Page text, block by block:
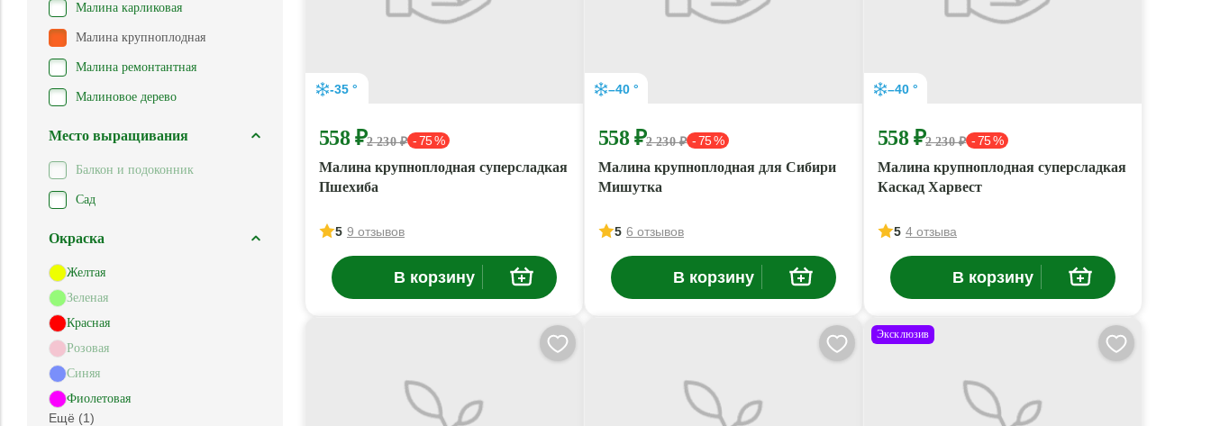
Малина карликовая
Малина крупноплодная
Малина ремонтантная
Малиновое дерево
Место выращивания
Балкон и подоконник
Сад
Окраска
Желтая
Зеленая
Красная
Розовая
Синяя
Фиолетовая
Ещё (1)
-35 °
558 ₽2 230 ₽ - 75 %
Малина крупноплодная суперсладкая
Пшехиба
5 9 отзывов
В корзину
–40 °
558 ₽2 230 ₽ - 75 %
Малина крупноплодная для Сибири
Мишутка
5 6 отзывов
В корзину
–40 °
558 ₽2 230 ₽ - 75 %
Малина крупноплодная суперсладкая
Каскад Харвест
5 4 отзыва
В корзину
Эксклюзив